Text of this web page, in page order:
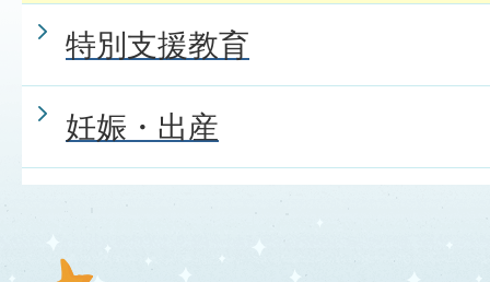
特別支援教育
妊娠・出産